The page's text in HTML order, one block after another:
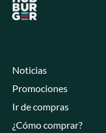
Noticias
Promociones
Ir de compras
¿Cómo comprar?